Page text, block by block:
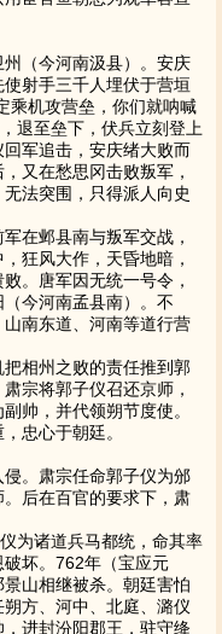
（今河南汲县）。安庆
射手三千人埋伏于营垣
乘机攻营垒，你们就呐喊
退至垒下，伏兵立刻登上
军追击，安庆绪大败而
又在愁思冈击败叛军，
法突围，只得派人向史
在邺县南与叛军交战，
狂风大作，天昏地暗，
。唐军因无统一号令，
今河南孟县南）。不
南东道、河南等道行营
相州之败的责任推到郭
宗将郭子仪召还京师，
帅，并代领朔节度使。
忠心于朝廷。
。肃宗任命郭子仪为邠
后在百官的要求下，肃
诸道兵马都统，命其率
坏。762年（宝应元
山相继被杀。朝廷害怕
方、河中、北庭、潞仪
进封汾阳郡王，驻守绛